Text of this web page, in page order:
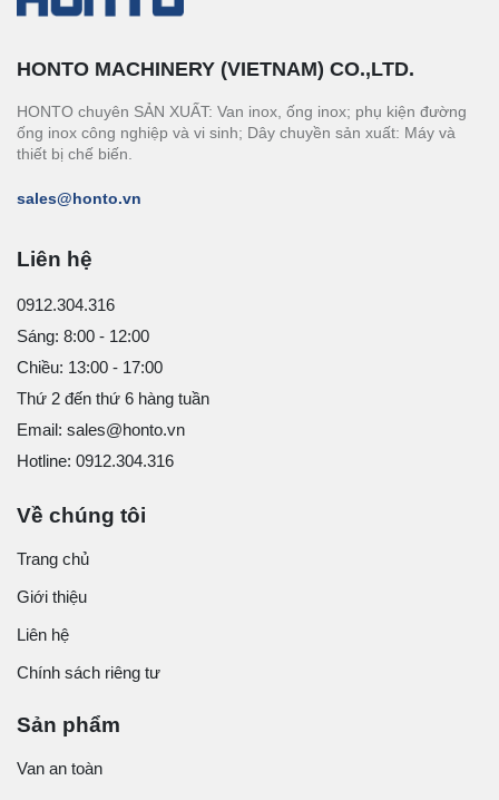
HONTO MACHINERY (VIETNAM) CO.,LTD.
HONTO chuyên SẢN XUẤT: Van inox, ống inox; phụ kiện đường
ống inox công nghiệp và vi sinh; Dây chuyền sản xuất: Máy và
thiết bị chế biến.
sales@honto.vn
Liên hệ
0912.304.316
Sáng: 8:00 - 12:00
Chiều: 13:00 - 17:00
Thứ 2 đến thứ 6 hàng tuần
Email: sales@honto.vn
Hotline: 0912.304.316
Về chúng tôi
Trang chủ
Giới thiệu
Liên hệ
Chính sách riêng tư
Sản phẩm
Van an toàn